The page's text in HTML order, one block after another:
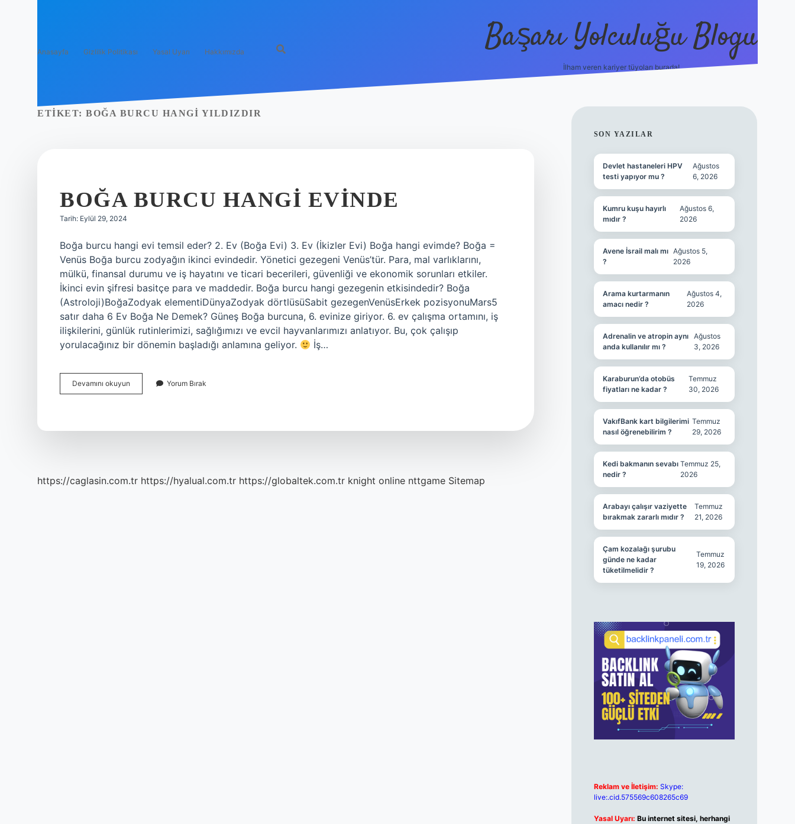
Anasayfa Gizlilik Politikası Yasal Uyarı Hakkımızda Başarı Yolculuğu Blogu
İlham veren kariyer tüyoları burada!
ETIKET: BOĞA BURCU HANGI YILDIZDIR
BOĞA BURCU HANGI EVINDE
Tarih: Eylül 29, 2024
Boğa burcu hangi evi temsil eder? 2. Ev (Boğa Evi) 3. Ev (İkizler Evi) Boğa hangi evimde? Boğa =
Venüs Boğa burcu zodyağın ikinci evindedir. Yönetici gezegeni Venüs’tür. Para, mal varlıklarını,
mülkü, finansal durumu ve iş hayatını ve ticari becerileri, güvenliği ve ekonomik sorunları etkiler.
İkinci evin şifresi basitçe para ve maddedir. Boğa burcu hangi gezegenin etkisindedir? Boğa
(Astroloji)BoğaZodyak elementiDünyaZodyak dörtlüsüSabit gezegenVenüsErkek pozisyonuMars5
satır daha 6 Ev Boğa Ne Demek? Güneş Boğa burcuna, 6. evinize giriyor. 6. ev çalışma ortamını, iş
ilişkilerini, günlük rutinlerimizi, sağlığımızı ve evcil hayvanlarımızı anlatıyor. Bu, çok çalışıp
yorulacağınız bir dönemin başladığı anlamına geliyor.
İş…
Devamını okuyun
Burcu
Yorum Bırak
https://caglasin.com.tr https://hyalual.com.tr https://globaltek.com.tr knight online nttgame Sitemap
SIDEBAR
SON YAZILAR
Devlet hastaneleri HPV
testi yapıyor mu ?
Ağustos
6, 2026
Kumru kuşu hayırlı
mıdır ?
Ağustos 6,
2026
Avene İsrail malı mı
?
Ağustos 5,
2026
Arama kurtarmanın
amacı nedir ?
Ağustos 4,
2026
Adrenalin ve atropin aynı
anda kullanılır mı ?
Ağustos
3, 2026
Karaburun’da otobüs
fiyatları ne kadar ?
Temmuz
30, 2026
VakıfBank kart bilgilerimi
nasıl öğrenebilirim ?
Temmuz
29, 2026
Kedi bakmanın sevabı
nedir ?
Temmuz 25,
2026
Arabayı çalışır vaziyette
bırakmak zararlı mıdır ?
Temmuz
21, 2026
Çam kozalağı şurubu
günde ne kadar
tüketilmelidir ?
Temmuz
19, 2026
Reklam ve İletişim: Skype:
live:.cid.575569c608265c69
Yasal Uyarı: Bu internet sitesi, herhangi
https://